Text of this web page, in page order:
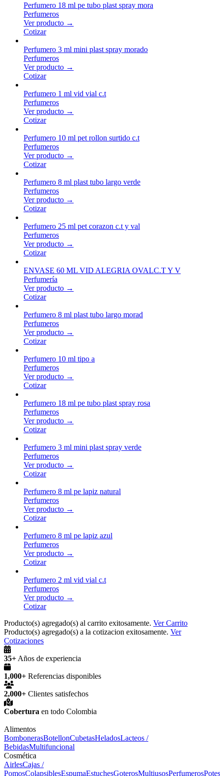
Perfumero 18 ml pe tubo plast spray mora
Perfumeros
Ver producto →
Cotizar
Perfumero 3 ml mini plast spray morado
Perfumeros
Ver producto →
Cotizar
Perfumero 1 ml vid vial c.t
Perfumeros
Ver producto →
Cotizar
Perfumero 10 ml pet rollon surtido c.t
Perfumeros
Ver producto →
Cotizar
Perfumero 8 ml plast tubo largo verde
Perfumeros
Ver producto →
Cotizar
Perfumero 25 ml pet corazon c.t y val
Perfumeros
Ver producto →
Cotizar
ENVASE 60 ML VID ALEGRIA OVALC.T Y V
Perfumería
Ver producto →
Cotizar
Perfumero 8 ml plast tubo largo morad
Perfumeros
Ver producto →
Cotizar
Perfumero 10 ml tipo a
Perfumeros
Ver producto →
Cotizar
Perfumero 18 ml pe tubo plast spray rosa
Perfumeros
Ver producto →
Cotizar
Perfumero 3 ml mini plast spray verde
Perfumeros
Ver producto →
Cotizar
Perfumero 8 ml pe lapiz natural
Perfumeros
Ver producto →
Cotizar
Perfumero 8 ml pe lapiz azul
Perfumeros
Ver producto →
Cotizar
Perfumero 2 ml vid vial c.t
Perfumeros
Ver producto →
Cotizar
Producto(s) agregado(s) al carrito exitosamente. Ver Carrito
Producto(s) agregado(s) a la cotizacion exitosamente. Ver
Cotizaciones
35+ Años de experiencia
1,000+ Referencias disponibles
2,000+ Clientes satisfechos
Cobertura en todo Colombia
Alimentos
BombonerasBotellonCubetasHeladosLacteos /
BebidasMultifuncional
Cosmética
AirlesCajas /
PomosColapsiblesEspumaEstuchesGoterosMultiusosPerfumerosPotes